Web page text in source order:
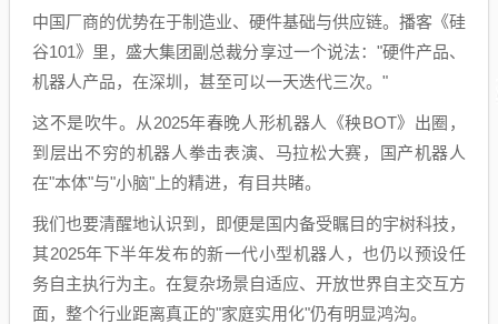
中国厂商的优势在于制造业、硬件基础与供应链。播客《硅
谷101》里，盛大集团副总裁分享过一个说法："硬件产品、
机器人产品，在深圳，甚至可以一天迭代三次。"
这不是吹牛。从2025年春晚人形机器人《秧BOT》出圈，
到层出不穷的机器人拳击表演、马拉松大赛，国产机器人
在"本体"与"小脑"上的精进，有目共睹。
我们也要清醒地认识到，即便是国内备受瞩目的宇树科技，
其2025年下半年发布的新一代小型机器人，也仍以预设任
务自主执行为主。在复杂场景自适应、开放世界自主交互方
面，整个行业距离真正的"家庭实用化"仍有明显鸿沟。